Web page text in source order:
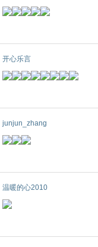
开心乐言
junjun_zhang
温暖的心2010